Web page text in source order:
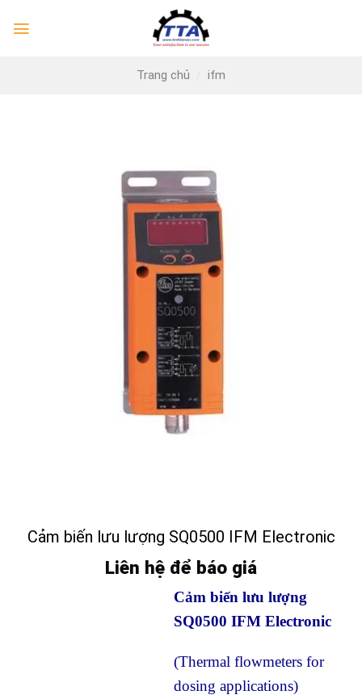
Trang chủ / ifm
Cảm biến lưu lượng SQ0500 IFM Electronic
Liên hệ để báo giá
Cảm biến lưu lượng
SQ0500 IFM Electronic
(Thermal flowmeters for
dosing applications)